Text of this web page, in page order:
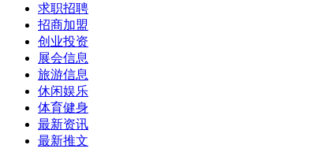
求职招聘
招商加盟
创业投资
展会信息
旅游信息
休闲娱乐
体育健身
最新资讯
最新推文